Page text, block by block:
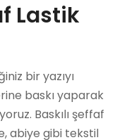
Lastik
bir yazıyı
baskı yaparak
Baskılı şeffaf
abiye gibi tekstil